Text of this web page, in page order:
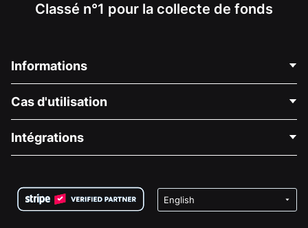
Classé n°1 pour la collecte de fonds
Informations
À propos de nous
Carrières
Confidentialité
Cas d'utilisation
Collecte de fonds médicale
Collecte de fonds caritative
Intégrations
Plugin de don Wix